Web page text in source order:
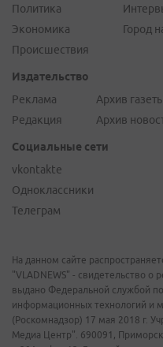
Политика
Экономика
Происшествия
Город
Издательство
Реклама
Редакция
Архив
Архив
Социальные сети
vkontakte
Одноклассники
Телеграм
На данном сайте
"VLADNEWS" - свидетельство
выдано Федеральной службой
информационных технологий и
(Роскомнадзор) 17 мая 2018 г.
Медиа Центр". 690091,